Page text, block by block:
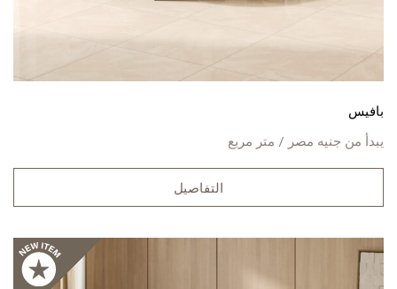
بافيس
يبدأ من جنيه مصر / متر مربع
التفاصيل